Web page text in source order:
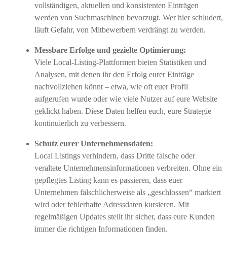
vollständigen, aktuellen und konsistenten Einträgen
werden von Suchmaschinen bevorzugt. Wer hier schludert,
läuft Gefahr, von Mitbewerbern verdrängt zu werden.
Messbare Erfolge und gezielte Optimierung:
Viele Local-Listing-Plattformen bieten Statistiken und
Analysen, mit denen ihr den Erfolg eurer Einträge
nachvollziehen könnt – etwa, wie oft euer Profil
aufgerufen wurde oder wie viele Nutzer auf eure Website
geklickt haben. Diese Daten helfen euch, eure Strategie
kontinuierlich zu verbessern.
Schutz eurer Unternehmensdaten:
Local Listings verhindern, dass Dritte falsche oder
veraltete Unternehmensinformationen verbreiten. Ohne ein
gepflegtes Listing kann es passieren, dass euer
Unternehmen fälschlicherweise als „geschlossen“ markiert
wird oder fehlerhafte Adressdaten kursieren. Mit
regelmäßigen Updates stellt ihr sicher, dass eure Kunden
immer die richtigen Informationen finden.